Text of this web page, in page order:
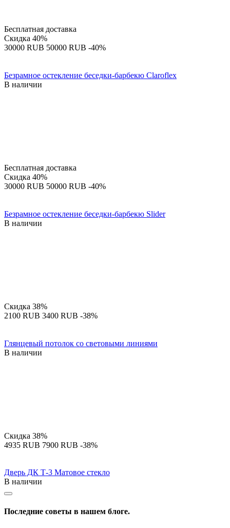
Бесплатная доставка
Скидка 40%
‍30000‍ RUB ‍50000‍ RUB -40%
Безрамное остекление беседки-барбекю Claroflex
В наличии
Бесплатная доставка
Скидка 40%
‍30000‍ RUB ‍50000‍ RUB -40%
Безрамное остекление беседки-барбекю Slider
В наличии
Скидка 38%
‍2100‍ RUB ‍3400‍ RUB -38%
Глянцевый потолок со световыми линиями
В наличии
Скидка 38%
‍4935‍ RUB ‍7900‍ RUB -38%
Дверь ДК Т-3 Матовое стекло
В наличии
Последние советы в нашем блоге.